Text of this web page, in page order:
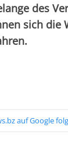
des
sich die
auf Google